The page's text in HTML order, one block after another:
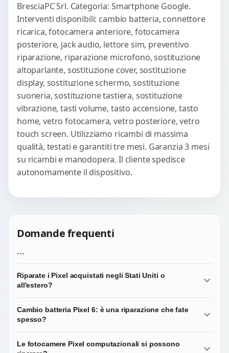
BresciaPC Srl. Categoria: Smartphone Google.
Interventi disponibili: cambio batteria, connettore
ricarica, fotocamera anteriore, fotocamera
posteriore, jack audio, lettore sim, preventivo
riparazione, riparazione microfono, sostituzione
altoparlante, sostituzione cover, sostituzione
display, sostituzione schermo, sostituzione
suoneria, sostituzione tastiera, sostituzione
vibrazione, tasti volume, tasto accensione, tasto
home, vetro fotocamera, vetro posteriore, vetro
touch screen. Utilizziamo ricambi di massima
qualità, testati e garantiti tre mesi. Garanzia 3 mesi
su ricambi e manodopera. Il cliente spedisce
autonomamente il dispositivo.
Domande frequenti
```
Riparate i Pixel acquistati negli Stati Uniti o
all'estero?
indipendenti dal mercato di provenienza del dispositivo.
Tieni presente che alcuni modelli venduti solo negli USA
modello esatto per verifica.
Cambio batteria Pixel 6: è una riparazione che fate
spesso?
Pixel 6 e 7. Dopo 2-3 anni di utilizzo è normale che la
Le fotocamere Pixel computazionali si possono